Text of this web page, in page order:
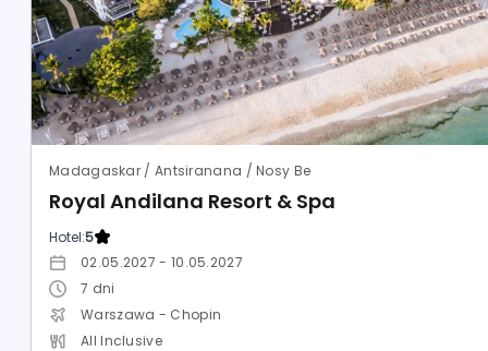
Madagaskar / Antsiranana / Nosy Be
Royal Andilana Resort & Spa
Hotel:5
02.05.2027 - 10.05.2027
7 dni
Warszawa - Chopin
All Inclusive